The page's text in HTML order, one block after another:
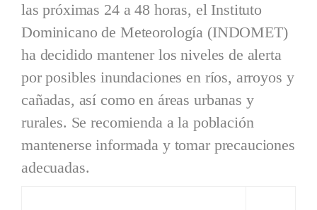
las próximas 24 a 48 horas, el Instituto
Dominicano de Meteorología (INDOMET)
ha decidido mantener los niveles de alerta
por posibles inundaciones en ríos, arroyos y
cañadas, así como en áreas urbanas y
rurales. Se recomienda a la población
mantenerse informada y tomar precauciones
adecuadas.